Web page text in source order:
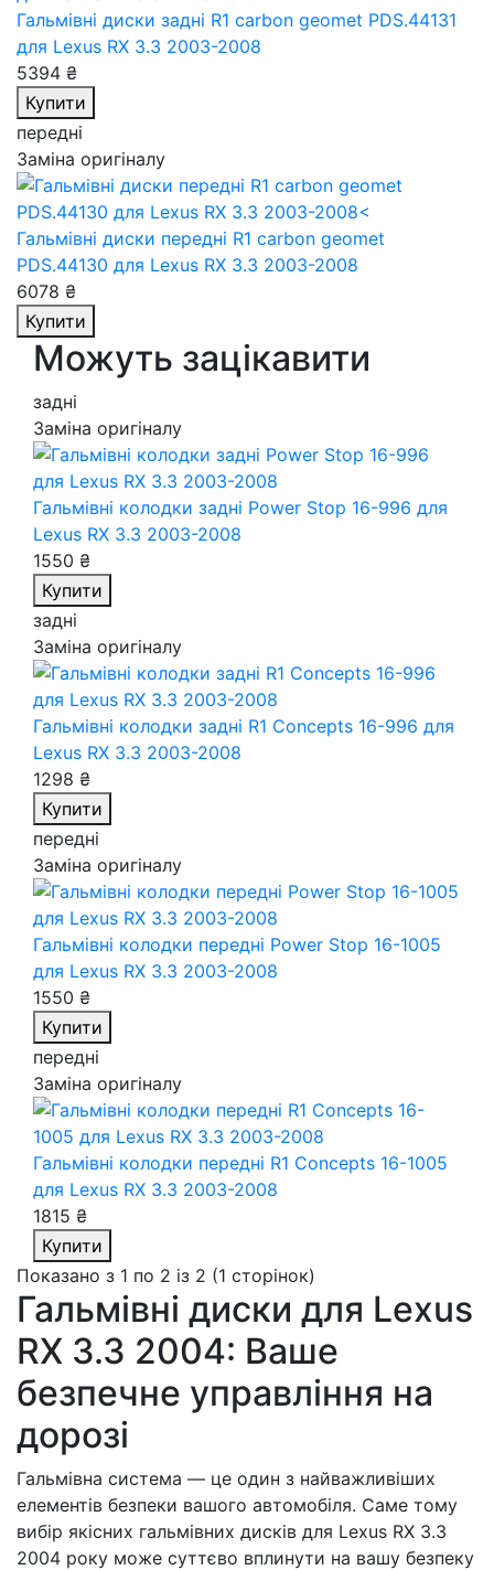
Гальмівні диски задні R1 carbon geomet PDS.44131
для Lexus RX 3.3 2003-2008
5394 ₴
Купити
передні
Заміна оригіналу
Гальмівні диски передні R1 carbon geomet
PDS.44130 для Lexus RX 3.3 2003-2008
6078 ₴
Купити
Можуть зацікавити
задні
Заміна оригіналу
Гальмівні колодки задні Power Stop 16-996 для
Lexus RX 3.3 2003-2008
1550 ₴
Купити
задні
Заміна оригіналу
Гальмівні колодки задні R1 Concepts 16-996 для
Lexus RX 3.3 2003-2008
1298 ₴
Купити
передні
Заміна оригіналу
Гальмівні колодки передні Power Stop 16-1005
для Lexus RX 3.3 2003-2008
1550 ₴
Купити
передні
Заміна оригіналу
Гальмівні колодки передні R1 Concepts 16-1005
для Lexus RX 3.3 2003-2008
1815 ₴
Купити
Показано з 1 по 2 із 2 (1 сторінок)
Гальмівні диски для Lexus
RX 3.3 2004: Ваше
безпечне управління на
дорозі
Гальмівна система — це один з найважливіших
елементів безпеки вашого автомобіля. Саме тому
вибір якісних гальмівних дисків для Lexus RX 3.3
2004 року може суттєво вплинути на вашу безпеку